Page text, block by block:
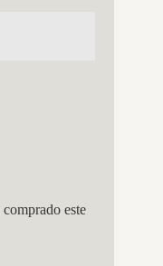
este